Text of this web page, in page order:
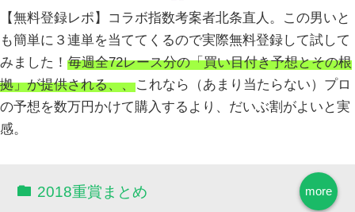
【無料登録レポ】コラボ指数考案者北条直人。この男いと
も簡単に３連単を当ててくるので実際無料登録して試して
みました！ 毎週全72レース分の「買い目付き予想とその根
拠」が提供される、、これなら（あまり当たらない）プロ
の予想を数万円かけて購入するより、だいぶ割がよいと実
感。
more
2018重賞まとめ